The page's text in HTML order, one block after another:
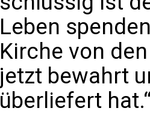
Leben
Kirche von
jetzt bewahrt
überliefert